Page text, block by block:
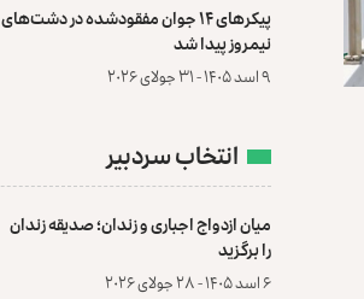
پیکرهای ۱۴ جوان مفقودشده در دشت‌های
نیمروز پیدا شد
۹ اسد ۱۴۰۵ - ۳۱ جولای ۲۰۲۶
انتخاب سردبیر
میان ازدواج اجباری و زندان؛ صدیقه زندان
را برگزید
۶ اسد ۱۴۰۵ - ۲۸ جولای ۲۰۲۶